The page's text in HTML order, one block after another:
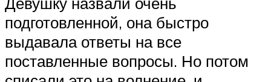
подготовленной, она быстро
выдавала ответы на все
поставленные вопросы. Но потом